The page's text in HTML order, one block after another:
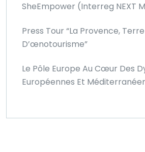
SheEmpower (Interreg NEXT
Press Tour “La Provence,
D’œnotourisme”
Le Pôle Europe Au Cœur Des
Européennes Et